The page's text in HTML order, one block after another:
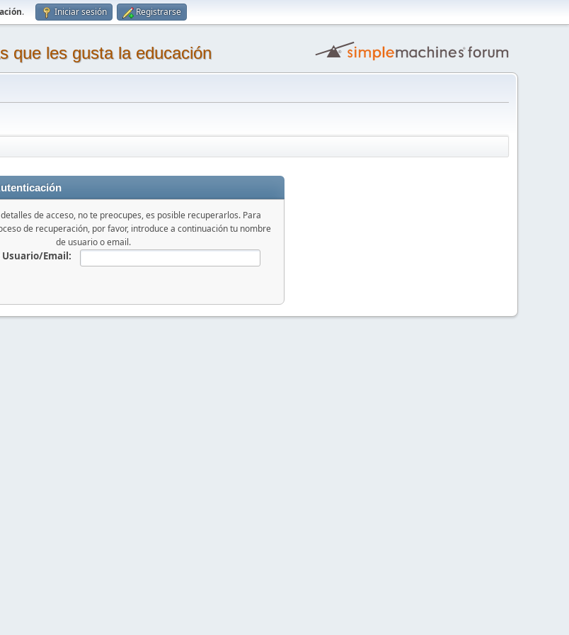
. Iniciar sesión Registrarse
que les gusta la educación
de acceso, no te preocupes, es posible recuperarlos. Para
de recuperación, por favor, introduce a continuación tu nombre
de usuario o email.
Usuario/Email: